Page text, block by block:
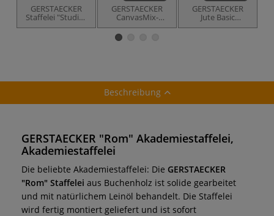
GERSTAECKER
Staffelei "Studio"
Akademiestaffelei
GERSTAECKER
CanvasMix-
Keilrahmen
GERSTAECKER
Jute Basic
Keilrahmen
Beschreibung
GERSTAECKER "Rom" Akademiestaffelei,
Akademiestaffelei
Die beliebte Akademiestaffelei: Die GERSTAECKER
"Rom" Staffelei aus Buchenholz ist solide gearbeitet
und mit natürlichem Leinöl behandelt. Die Staffelei
wird fertig montiert geliefert und ist sofort